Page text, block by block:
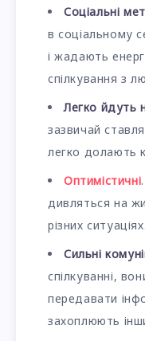
Соціальні
в соціальному
і жадають
спілкування з
Легко йдуть
зазвичай
легко долають
Оптимістичні
дивляться на
різних ситуаціях.
Сильні
спілкуванні,
передавати
захоплюють